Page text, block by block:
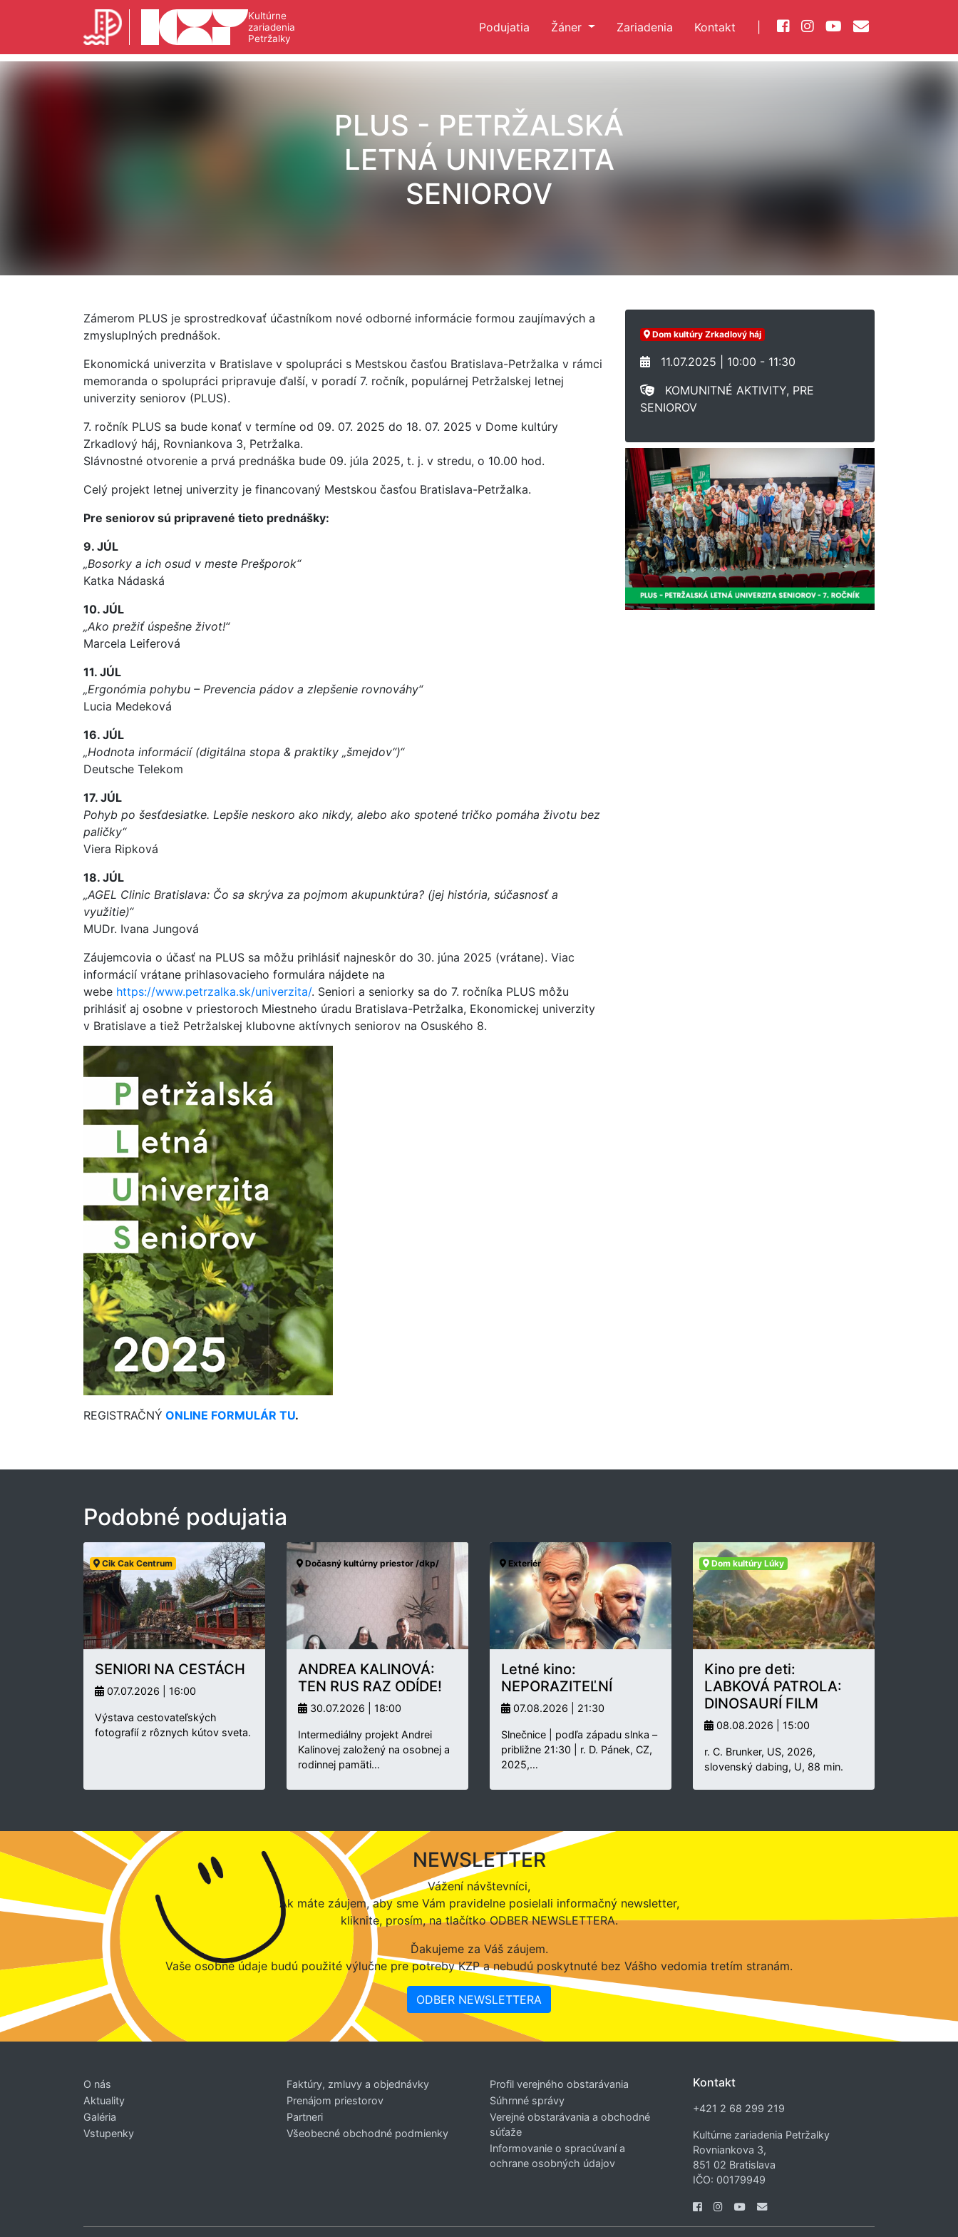
Kultúrne
zariadenia
Petržalky
Podujatia Žáner Zariadenia Kontakt
PLUS - PETRŽALSKÁ
LETNÁ UNIVERZITA
SENIOROV
Zámerom PLUS je sprostredkovať účastníkom nové odborné informácie formou zaujímavých a
zmysluplných prednášok.
Ekonomická univerzita v Bratislave v spolupráci s Mestskou časťou Bratislava-Petržalka v rámci
memoranda o spolupráci pripravuje ďalší, v poradí 7. ročník, populárnej Petržalskej letnej
univerzity seniorov (PLUS).
7. ročník PLUS sa bude konať v termíne od 09. 07. 2025 do 18. 07. 2025 v Dome kultúry
Zrkadlový háj, Rovniankova 3, Petržalka.
Slávnostné otvorenie a prvá prednáška bude 09. júla 2025, t. j. v stredu, o 10.00 hod.
Celý projekt letnej univerzity je financovaný Mestskou časťou Bratislava-Petržalka.
Pre seniorov sú pripravené tieto prednášky:
9. JÚL
„Bosorky a ich osud v meste Prešporok“
Katka Nádaská
10. JÚL
„Ako prežiť úspešne život!“
Marcela Leiferová
11. JÚL
„Ergonómia pohybu – Prevencia pádov a zlepšenie rovnováhy“
Lucia Medeková
16. JÚL
„Hodnota informácií (digitálna stopa & praktiky „šmejdov“)“
Deutsche Telekom
17. JÚL
Pohyb po šesťdesiatke. Lepšie neskoro ako nikdy, alebo ako spotené tričko pomáha životu bez
paličky“
Viera Ripková
18. JÚL
„AGEL Clinic Bratislava: Čo sa skrýva za pojmom akupunktúra? (jej história, súčasnosť a
využitie)“
MUDr. Ivana Jungová
Záujemcovia o účasť na PLUS sa môžu prihlásiť najneskôr do 30. júna 2025 (vrátane). Viac
informácií vrátane prihlasovacieho formulára nájdete na
webe https://www.petrzalka.sk/univerzita/. Seniori a seniorky sa do 7. ročníka PLUS môžu
prihlásiť aj osobne v priestoroch Miestneho úradu Bratislava-Petržalka, Ekonomickej univerzity
v Bratislave a tiež Petržalskej klubovne aktívnych seniorov na Osuského 8.
REGISTRAČNÝ ONLINE FORMULÁR TU.
Dom kultúry Zrkadlový háj
11.07.2025 | 10:00 - 11:30
KOMUNITNÉ AKTIVITY, PRE
SENIOROV
Podobné podujatia
Cik Cak Centrum
SENIORI NA CESTÁCH
07.07.2026 | 16:00
Výstava cestovateľských
fotografií z rôznych kútov sveta.
Dočasný kultúrny priestor /dkp/
ANDREA KALINOVÁ:
TEN RUS RAZ ODÍDE!
30.07.2026 | 18:00
Intermediálny projekt Andrei
Kalinovej založený na osobnej a
rodinnej pamäti…
Exteriér
Letné kino:
NEPORAZITEĽNÍ
07.08.2026 | 21:30
Slnečnice | podľa západu slnka –
približne 21:30 | r. D. Pánek, CZ,
2025,…
Dom kultúry Lúky
Kino pre deti:
LABKOVÁ PATROLA:
DINOSAURÍ FILM
08.08.2026 | 15:00
r. C. Brunker, US, 2026,
slovenský dabing, U, 88 min.
NEWSLETTER
Vážení návštevníci,
Ak máte záujem, aby sme Vám pravidelne posielali informačný newsletter,
kliknite, prosím, na tlačítko ODBER NEWSLETTERA.
Ďakujeme za Váš záujem.
Vaše osobné údaje budú použité výlučne pre potreby KZP a nebudú poskytnuté bez Vášho vedomia tretím stranám.
ODBER NEWSLETTERA
O nás
Aktuality
Galéria
Vstupenky
Faktúry, zmluvy a objednávky
Prenájom priestorov
Partneri
Všeobecné obchodné podmienky
Profil verejného obstarávania
Súhrnné správy
Verejné obstarávania a obchodné
súťaže
Informovanie o spracúvaní a
ochrane osobných údajov
Kontakt
+421 2 68 299 219
Kultúrne zariadenia Petržalky
Rovniankova 3,
851 02 Bratislava
IČO: 00179949